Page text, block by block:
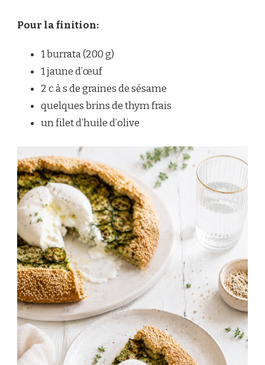
Pour la finition:
1 burrata (200 g)
1 jaune d’œuf
2 c à s de graines de sésame
quelques brins de thym frais
un filet d’huile d’olive